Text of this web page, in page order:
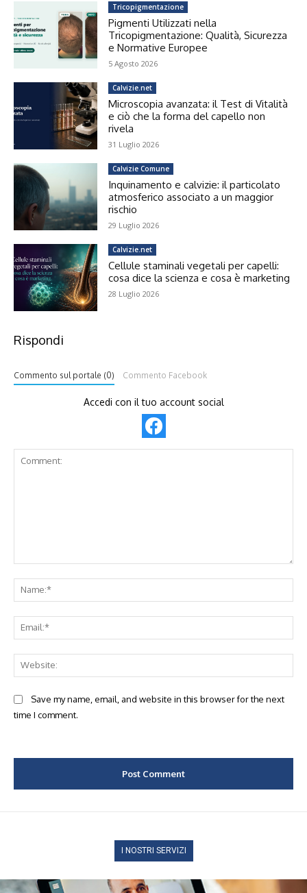
Tricopigmentazione
Pigmenti Utilizzati nella
Tricopigmentazione: Qualità, Sicurezza
e Normative Europee
5 Agosto 2026
Calvizie.net
Microscopia avanzata: il Test di Vitalità
e ciò che la forma del capello non
rivela
31 Luglio 2026
Calvizie Comune
Inquinamento e calvizie: il particolato
atmosferico associato a un maggior
rischio
29 Luglio 2026
Calvizie.net
Cellule staminali vegetali per capelli:
cosa dice la scienza e cosa è marketing
28 Luglio 2026
Rispondi
Commento sul portale (0) Commento Facebook
Accedi con il tuo account social
Save my name, email, and website in this browser for the next
time I comment.
I NOSTRI SERVIZI